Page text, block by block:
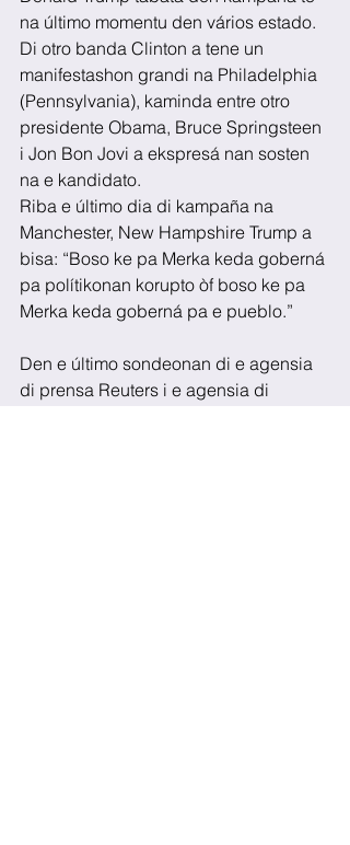
na último momentu den vários estado.
Di otro banda Clinton a tene un
manifestashon grandi na Philadelphia
(Pennsylvania), kaminda entre otro
presidente Obama, Bruce Springsteen
i Jon Bon Jovi a ekspresá nan sosten
na e kandidato.
Riba e último dia di kampaña na
Manchester, New Hampshire Trump a
bisa: “Boso ke pa Merka keda goberná
pa polítikonan korupto òf boso ke pa
Merka keda goberná pa e pueblo.”
Den e último sondeonan di e agensia
di prensa Reuters i e agensia di